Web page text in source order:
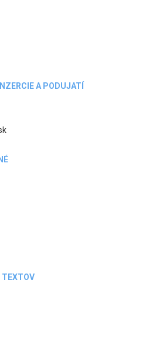
A PODUJATÍ
TEXTOV